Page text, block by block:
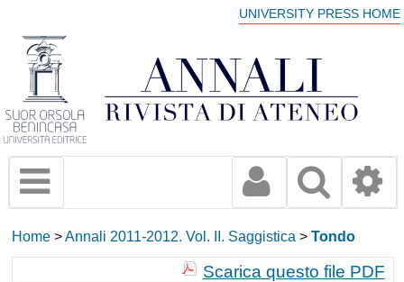
UNIVERSITY PRESS HOME
Home >Annali 2011-2012. Vol. II. Saggistica >Tondo
Scarica questo file PDF